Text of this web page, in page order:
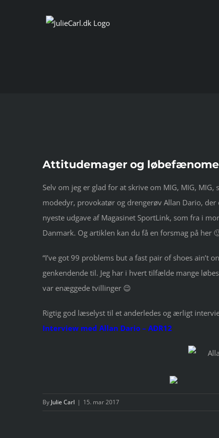
større
Attitudemager og løbefænomen
Selv om jeg er glad for at skrive om MIG, MIG,
modedyr, provokatør og drengerøv Allan Dario, der
nyeste udgave af Magasinet SportLink, som fra i
Danmark. Og artiklen kan du få en forsmag på her
“I’ve got 99 problems but a fast pair of shoes ain’t
genkendende til. Jeg har i hvert tilfælde mange
var enæggede tvillinger 😉
Rigtig god læselyst til et anderledes og ærligt
Interview med Allan Dario – ADR12
By Julie Carl | 15. mar 2017